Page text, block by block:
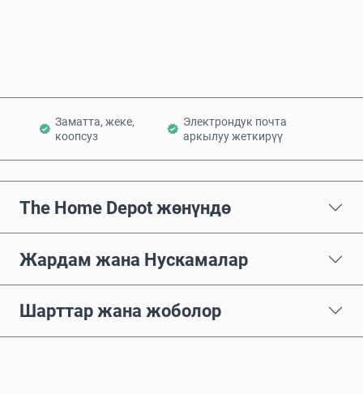
Заматта, жеке,
коопсуз
Электрондук почта
аркылуу жеткирүү
The Home Depot жөнүндө
Жардам жана Нускамалар
Шарттар жана жоболор